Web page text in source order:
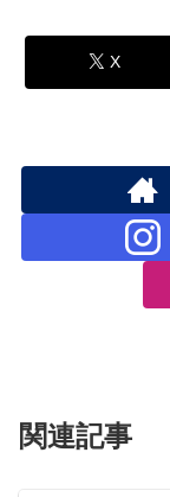
X
関連記事